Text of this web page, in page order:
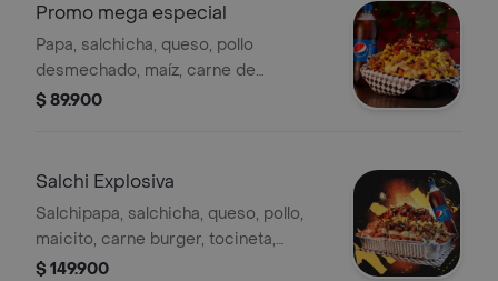
Promo mega especial
Papa, salchicha, queso, pollo
desmechado, maíz, carne de
hamburguesa, tocineta, costilla
$ 89.900
Salchi Explosiva
Salchipapa, salchicha, queso, pollo,
maicito, carne burger, tocineta,
costilla, ripio de papa y salsas
$ 149.900